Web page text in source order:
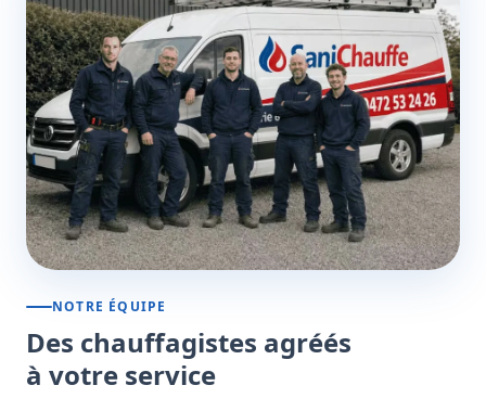
NOTRE ÉQUIPE
Des chauffagistes agréés
à votre service